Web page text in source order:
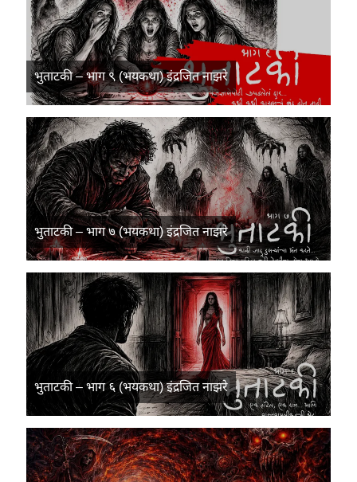
भुताटकी – भाग ९ (भयकथा) इंद्रजित नाझरे
भुताटकी – भाग ७ (भयकथा) इंद्रजित नाझरे
भुताटकी – भाग ६ (भयकथा) इंद्रजित नाझरे